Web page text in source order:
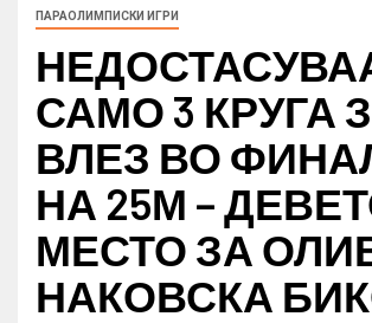
ПАРАОЛИМПИСКИ ИГРИ
САМО 3 КРУГА
ВЛЕЗ ВО
НА 25М –
МЕСТО ЗА
НАКОВСКА